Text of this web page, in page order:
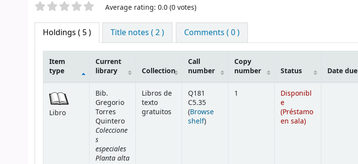
Star ratings Average rating: 0.0 (0 votes)
Holdings ( 5 ) Title notes ( 2 ) Comments ( 0 )
Item
type
Current
library
Collection
Call
number
Copy
number
Status Date due
Libro
Bib.
Gregorio
Torres
Quintero
Coleccione
s
especiales
Planta alta
Libros de
texto
gratuitos
Q181
C5.35
(Browse
shelf(Opens below)
)
1
Disponibl
e
(Préstamo
en sala)